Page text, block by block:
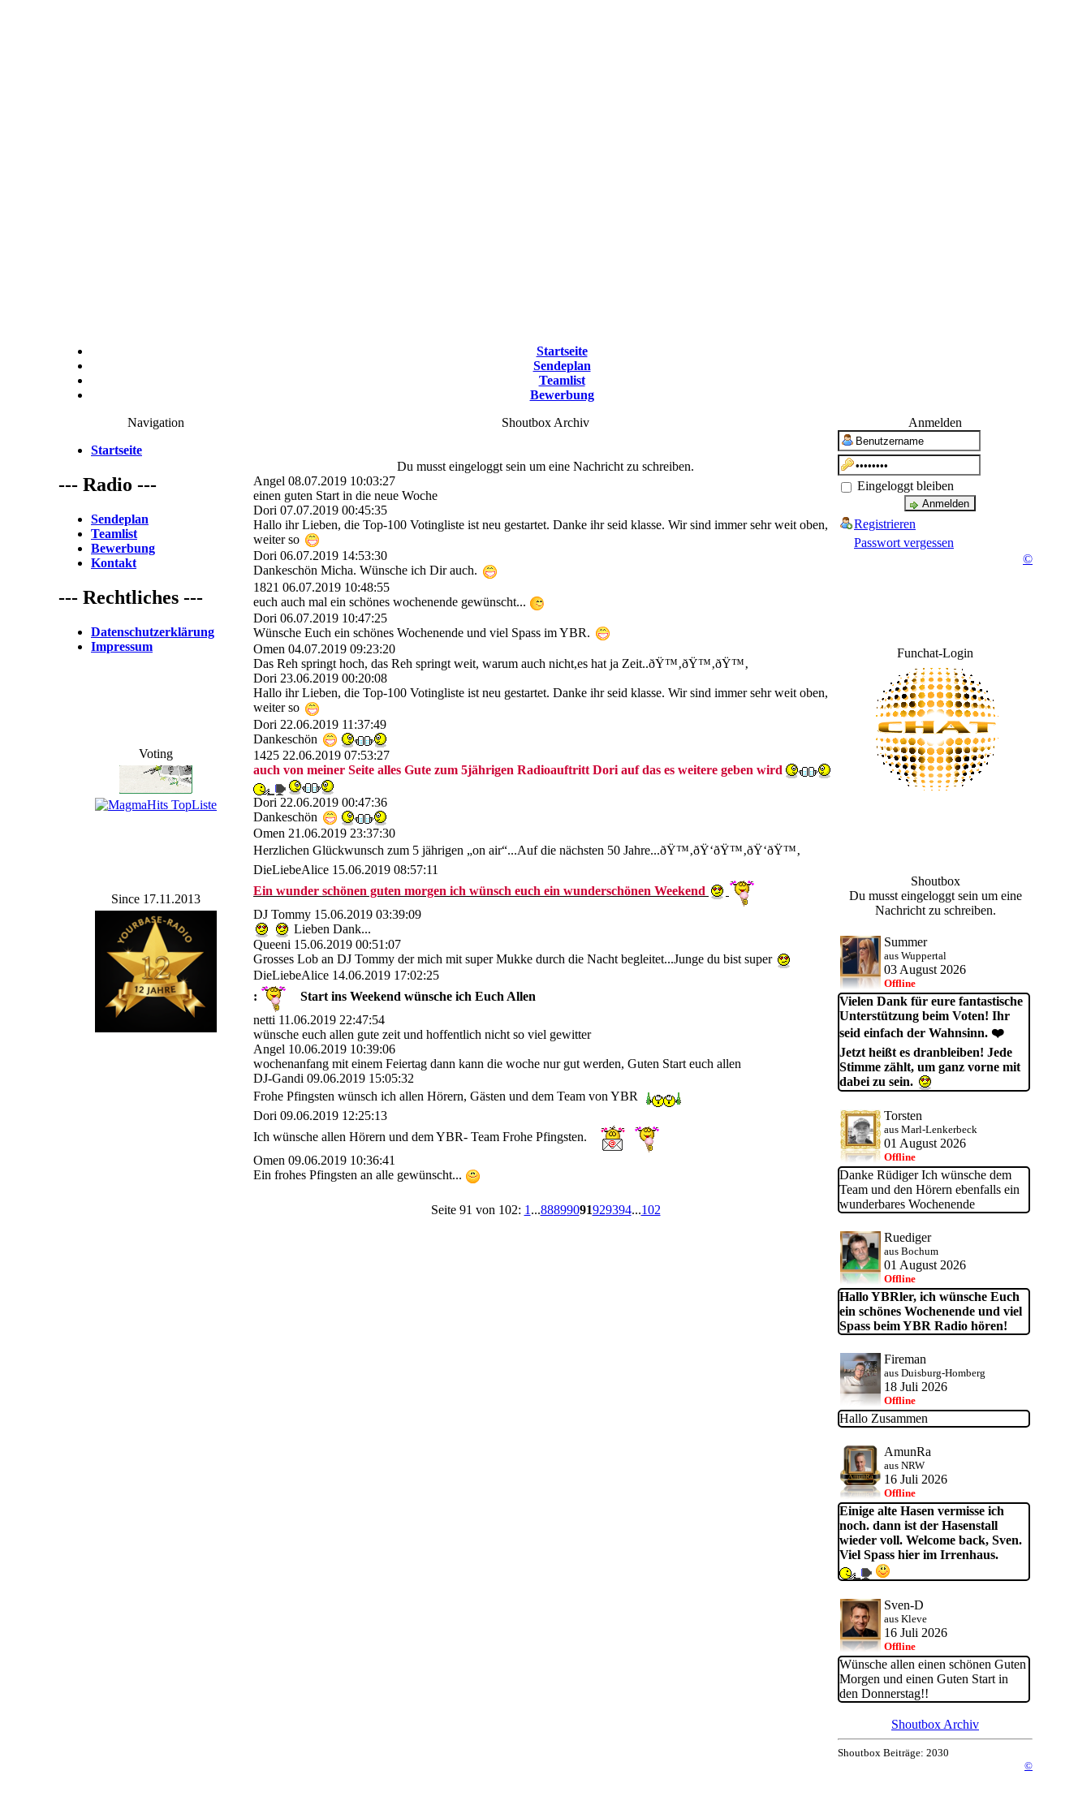
Startseite
Sendeplan
Teamlist
Bewerbung
Navigation
Startseite
--- Radio ---
Sendeplan
Teamlist
Bewerbung
Kontakt
--- Rechtliches ---
Datenschutzerklärung
Impressum
Voting
Since 17.11.2013
Shoutbox Archiv
Du musst eingeloggt sein um eine Nachricht zu schreiben.
Angel 08.07.2019 10:03:27
einen guten Start in die neue Woche
Dori 07.07.2019 00:45:35
Hallo ihr Lieben, die Top-100 Votingliste ist neu gestartet. Danke ihr seid klasse. Wir sind immer sehr weit oben,
weiter so
Dori 06.07.2019 14:53:30
Dankeschön Micha. Wünsche ich Dir auch.
1821 06.07.2019 10:48:55
euch auch mal ein schönes wochenende gewünscht...
Dori 06.07.2019 10:47:25
Wünsche Euch ein schönes Wochenende und viel Spass im YBR.
Omen 04.07.2019 09:23:20
Das Reh springt hoch, das Reh springt weit, warum auch nicht,es hat ja Zeit..ðŸ™‚ðŸ™‚ðŸ™‚
Dori 23.06.2019 00:20:08
Hallo ihr Lieben, die Top-100 Votingliste ist neu gestartet. Danke ihr seid klasse. Wir sind immer sehr weit oben,
weiter so
Dori 22.06.2019 11:37:49
Dankeschön
1425 22.06.2019 07:53:27
auch von meiner Seite alles Gute zum 5jährigen Radioauftritt Dori auf das es weitere geben wird
Dori 22.06.2019 00:47:36
Dankeschön
Omen 21.06.2019 23:37:30
Herzlichen Glückwunsch zum 5 jährigen „on air“...Auf die nächsten 50 Jahre...ðŸ™‚ðŸ‘ðŸ™‚ðŸ‘ðŸ™‚
DieLiebeAlice 15.06.2019 08:57:11
Ein wunder schönen guten morgen ich wünsch euch ein wunderschönen Weekend
DJ Tommy 15.06.2019 03:39:09
Lieben Dank...
Queeni 15.06.2019 00:51:07
Grosses Lob an DJ Tommy der mich mit super Mukke durch die Nacht begleitet...Junge du bist super
DieLiebeAlice 14.06.2019 17:02:25
:
Start ins Weekend wünsche ich Euch Allen
netti 11.06.2019 22:47:54
wünsche euch allen gute zeit und hoffentlich nicht so viel gewitter
Angel 10.06.2019 10:39:06
wochenanfang mit einem Feiertag dann kann die woche nur gut werden, Guten Start euch allen
DJ-Gandi 09.06.2019 15:05:32
Frohe Pfingsten wünsch ich allen Hörern, Gästen und dem Team von YBR
Dori 09.06.2019 12:25:13
Ich wünsche allen Hörern und dem YBR- Team Frohe Pfingsten.
Omen 09.06.2019 10:36:41
Ein frohes Pfingsten an alle gewünscht...
Seite 91 von 102: 1 ...88899091929394...102
Anmelden
Eingeloggt bleiben
Registrieren
Passwort vergessen
©
Funchat-Login
Shoutbox
Du musst eingeloggt sein um eine
Nachricht zu schreiben.
Summer
aus Wuppertal
03 August 2026
Offline
Vielen Dank für eure fantastische
Unterstützung beim Voten! Ihr
seid einfach der Wahnsinn. ❤️
Jetzt heißt es dranbleiben! Jede
Stimme zählt, um ganz vorne mit
dabei zu sein.
Torsten
aus Marl-Lenkerbeck
01 August 2026
Offline
Danke Rüdiger Ich wünsche dem
Team und den Hörern ebenfalls ein
wunderbares Wochenende
Ruediger
aus Bochum
01 August 2026
Offline
Hallo YBRler, ich wünsche Euch
ein schönes Wochenende und viel
Spass beim YBR Radio hören!
Fireman
aus Duisburg-Homberg
18 Juli 2026
Offline
Hallo Zusammen
AmunRa
aus NRW
16 Juli 2026
Offline
Einige alte Hasen vermisse ich
noch. dann ist der Hasenstall
wieder voll. Welcome back, Sven.
Viel Spass hier im Irrenhaus.
Sven-D
aus Kleve
16 Juli 2026
Offline
Wünsche allen einen schönen Guten
Morgen und einen Guten Start in
den Donnerstag!!
Shoutbox Archiv
Shoutbox Beiträge: 2030
©